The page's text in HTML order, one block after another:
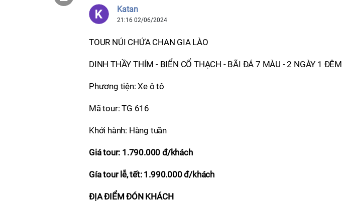
Katan
21:16 02/06/2024
TOUR NÚI CHỨA CHAN GIA LÀO
DINH THẦY THÍM - BIỂN CỔ THẠCH - BÃI ĐÁ 7 MÀU - 2 NGÀY 1 ĐÊM
Phương tiện: Xe ô tô
Mã tour: TG 616
Khởi hành: Hàng tuần
Giá tour: 1.790.000 đ/khách
Gía tour lễ, tết: 1.990.000 đ/khách
ĐỊA ĐIỂM ĐÓN KHÁCH